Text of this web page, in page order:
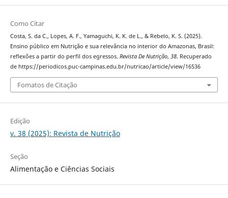
Como Citar
Costa, S. da C., Lopes, A. F., Yamaguchi, K. K. de L., & Rebelo, K. S. (2025).
Ensino público em Nutrição e sua relevância no interior do Amazonas, Brasil:
reflexões a partir do perfil dos egressos. Revista De Nutrição, 38. Recuperado
de https://periodicos.puc-campinas.edu.br/nutricao/article/view/16536
Fomatos de Citação
Edição
v. 38 (2025): Revista de Nutrição
Seção
Alimentação e Ciências Sociais